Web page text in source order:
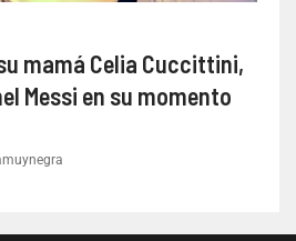
mamá Celia Cuccittini,
Messi en su momento